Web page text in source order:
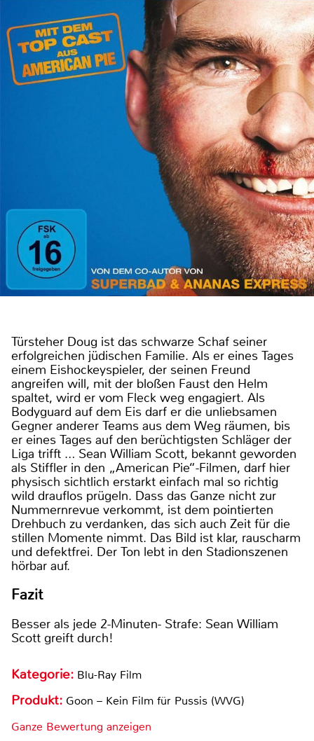
Türsteher Doug ist das schwarze Schaf seiner
erfolgreichen jüdischen Familie. Als er eines Tages
einem Eishockeyspieler, der seinen Freund
angreifen will, mit der bloßen Faust den Helm
spaltet, wird er vom Fleck weg engagiert. Als
Bodyguard auf dem Eis darf er die unliebsamen
Gegner anderer Teams aus dem Weg räumen, bis
er eines Tages auf den berüchtigsten Schläger der
Liga trifft … Sean William Scott, bekannt geworden
als Stiffler in den „American Pie“-Filmen, darf hier
physisch sichtlich erstarkt einfach mal so richtig
wild drauflos prügeln. Dass das Ganze nicht zur
Nummernrevue verkommt, ist dem pointierten
Drehbuch zu verdanken, das sich auch Zeit für die
stillen Momente nimmt. Das Bild ist klar, rauscharm
und defektfrei. Der Ton lebt in den Stadionszenen
hörbar auf.
Fazit
Besser als jede 2-Minuten- Strafe: Sean William
Scott greift durch!
Kategorie: Blu-Ray Film
Produkt: Goon – Kein Film für Pussis (WVG)
Ganze Bewertung anzeigen